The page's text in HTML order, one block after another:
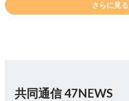
さらに見る
共同通信 47NEWS